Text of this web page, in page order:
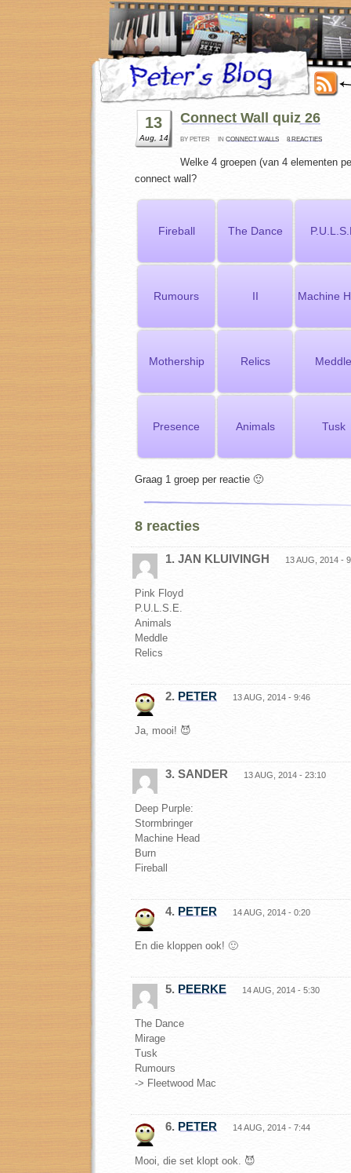
13
Aug, 14
Connect Wall quiz 26
BY PETER IN CONNECT WALLS 8 REACTIES
Welke 4 groepen (van 4 elementen
connect wall?
Fireball The Dance
Rumours II Machine
Mothership Relics Meddle
Presence Animals Tusk
Graag 1 groep per reactie 🙂
8 reacties
1. JAN KLUIVINGH 13 AUG, 2014 -
Pink Floyd
P.U.L.S.E.
Animals
Meddle
Relics
2. PETER 13 AUG, 2014 - 9:46
Ja, mooi! 😈
3. SANDER 13 AUG, 2014 - 23:10
Deep Purple:
Stormbringer
Machine Head
Burn
Fireball
4. PETER 14 AUG, 2014 - 0:20
En die kloppen ook! 🙂
5. PEERKE 14 AUG, 2014 - 5:30
The Dance
Mirage
Tusk
Rumours
-> Fleetwood Mac
6. PETER 14 AUG, 2014 - 7:44
Mooi, die set klopt ook. 😈